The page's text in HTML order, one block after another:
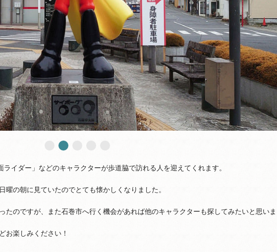
イダー」などのキャラクターが歩道脇で訪れる人を迎えてくれます。
曜の朝に見ていたのでとても懐かしくなりました。
たのですが、また石巻市へ行く機会があれば他のキャラクターも探してみたいと思いま
お楽しみください！